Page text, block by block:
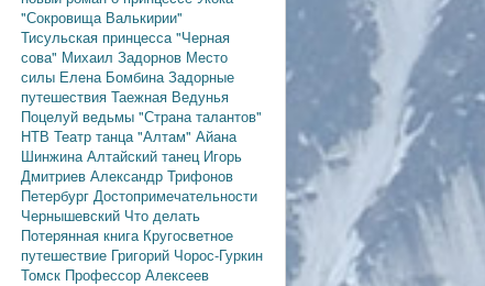
"Сокровища Валькирии"
Тисульская принцесса"Черная
сова" Михаил Задорнов Место
силы Елена БомбинаЗадорные
путешествия Таежная Ведунья
Поцелуй ведьмы "Страна талантов"
НТВ Театр танца "Алтам" Айана
ШинжинаАлтайский танец Игорь
Дмитриев Александр Трифонов
Петербург Достопримечательности
Чернышевский Что делать
Потерянная книга Кругосветное
путешествие Григорий Чорос-Гуркин
Томск Профессор Алексеев